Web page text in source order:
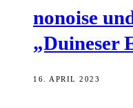
nonoi­se
„Dui­ne­ser
16. APRIL 2023